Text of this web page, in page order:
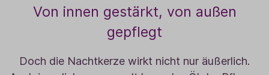
Von innen gestärkt, von außen
gepflegt
Doch die Nachtkerze wirkt nicht nur äußerlich.